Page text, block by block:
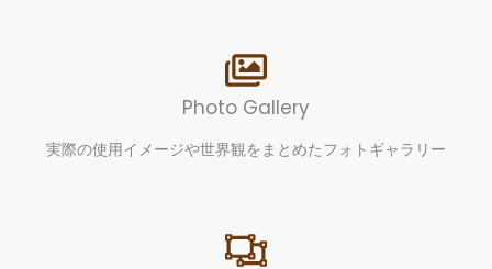
Photo Gallery
実際の使用イメージや世界観をまとめたフォトギャラリー